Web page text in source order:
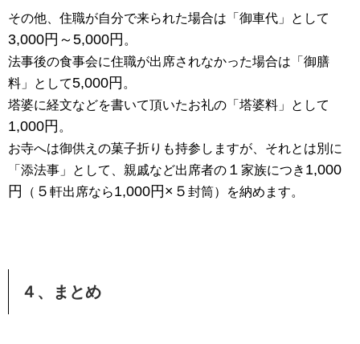
その他、住職が自分で来られた場合は「御車代」として
3,000円～5,000円 。
法事後の食事会に住職が出席されなかった場合は「御膳
料」として5,000円 。
塔婆に経文などを書いて頂いたお礼の「塔婆料」として
1,000円 。
お寺へは御供えの菓子折りも持参しますが、それとは別に
「添法事」として、親戚など出席者の １ 家族につき 1,000
円
（ ５ 軒出席なら1,000円×５ 封筒）を納めます。
４、まとめ